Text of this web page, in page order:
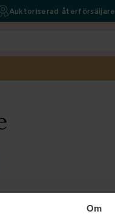
Om
Auktoriserad återförsäljare